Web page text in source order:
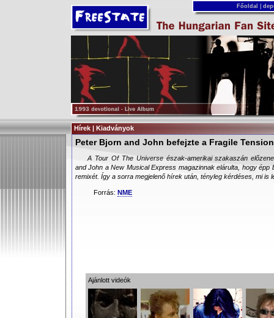
Főoldal
Hírek | Kiadványok
Peter Bjorn and John befejzte a Fragile
A Tour Of The Universe észak-amerikai szakaszán
and John a New Musical Express magazinnak elárulta, hogy épp
remixét. Így a sorra megjelenő hírek után, tényleg kérdéses, mi is
Forrás: NME
Ajánlott videók